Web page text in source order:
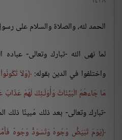
الحمد لله، والصلاة والسلام على
لما نهى الله -تبارك وتعالى-
واختلفوا في الدين بقوله: وَلاَ
مَا جَاءهُمُ الْبَيِّنَاتُ وَأُوْلَـئِكَ لَهُمْ
-تبارك وتعالى- بعد ذلك مُبينًا ذلك
يَوْمَ تَبْيَضُّ وُجُوهٌ وَتَسْوَدُّ وُجُوهٌ